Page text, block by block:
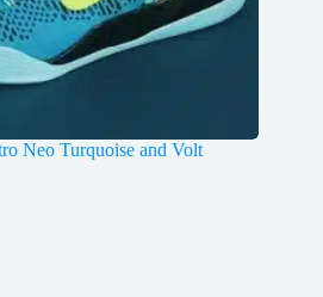
Neo Turquoise and Volt